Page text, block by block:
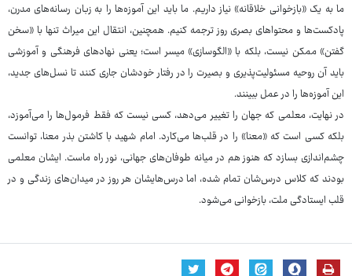
ما به یک «بازخوانی خلاقانه» نیاز داریم. ما باید این آموزه‌ها را به زبان رسانه‌های مدرن،
پادکست‌ها و محتواهای بصری روز ترجمه کنیم. همچنین، انتقال این میراث تنها با «سخن
گفتن» ممکن نیست، بلکه با «الگوسازی» میسر است؛ یعنی نهادهای فرهنگی و آموزشی
باید آن روحیه مسئولیت‌پذیری و بصیرت را در رفتار خودشان جاری کنند تا نسل‌های جدید،
این آموزه‌ها را در عمل ببینند.
در نهایت، معلمی که جهان را تغییر می‌دهد، کسی نیست که فقط فرمول‌ها را می‌آموزد،
بلکه کسی است که «معنا» را در قلب‌ها می‌کارد. امام شهید با کاشتن بذر معنا، توانست
چشم‌اندازی بسازد که هنوز هم در میانه طوفان‌های جهانی، نور راه ماست. ایشان معلمی
بودند که کلاس درس‌شان تمام شده، اما درس‌هایشان هر روز در میدان‌های زندگی و در
قلب ایستادگی ملت، بازخوانی می‌شود.